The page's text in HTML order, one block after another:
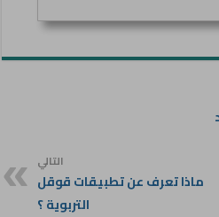
التالي
ماذا تعرف عن تطبيقات قوقل
التربوية ؟